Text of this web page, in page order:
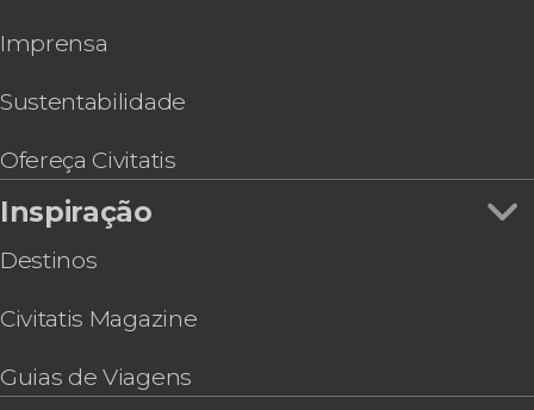
Imprensa
Sustentabilidade
Ofereça Civitatis
Inspiração
Destinos
Civitatis Magazine
Guias de Viagens